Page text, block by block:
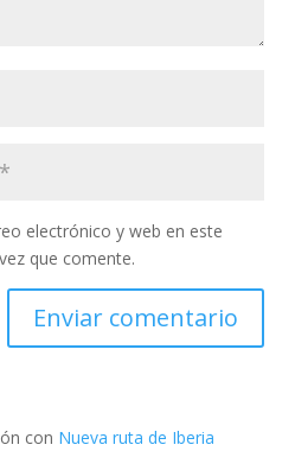
electrónico y web en este
que comente.
con Nueva ruta de Iberia